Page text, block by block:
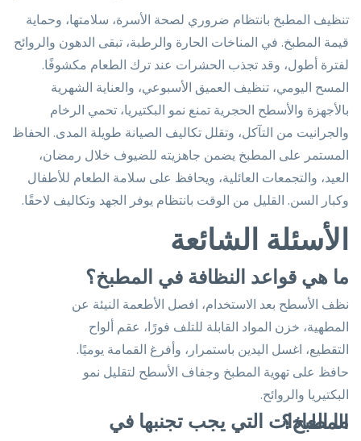
تنظيف المطبخ بانتظام ضروري لصحة الأسرة، سلامتها، وحماية
قيمة المطبخ. في المناخات الحارة والرطبة، تبقى الدهون والروائح
لفترة أطول، وقد تجذب الحشرات عند ترك الطعام مكشوفًا.
المسح اليومي، تنظيف العميق الأسبوعي، والعناية الشهرية
بالأجهزة والأسطح الحجرية تمنع نمو البكتيريا، تحمي الرخام
والجرانيت من التآكل، وتقلل تكاليف الصيانة طويلة المدى. الحفاظ
المستمر على المطبخ يضمن جاهزيته للضيوف خلال رمضان،
العيد، والتجمعات العائلية، ويحافظ على سلامة الطعام للأطفال
وكبار السن. القليل من الوقت بانتظام يوفر الجهد وتكاليف لاحقًا.
الأسئلة الشائعة
ما هي قواعد النظافة في المطبخ؟
نظف الأسطح بعد الاستخدام، افصل الأطعمة النيئة عن
المطهية، خزن المواد القابلة للتلف فورًا، عقم ألواح
التقطيع، اغسل اليدين باستمرار، وأفرغ القمامة يوميًا.
حافظ على تهوية المطبخ وجفاف الأسطح لتقليل نمو
البكتيريا والروائح.
ما العادات التي يجب تجنبها في المطبخ؟